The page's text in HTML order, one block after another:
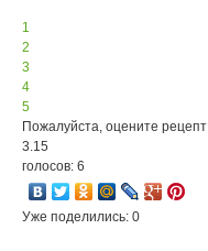
1
2
3
4
5
Пожалуйста, оцените рецепт
3.15
голосов: 6
Уже поделились: 0